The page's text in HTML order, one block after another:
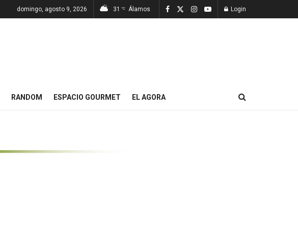
domingo, agosto 9, 2026 31 °C Álamos Login
RANDOM ESPACIO GOURMET EL AGORA